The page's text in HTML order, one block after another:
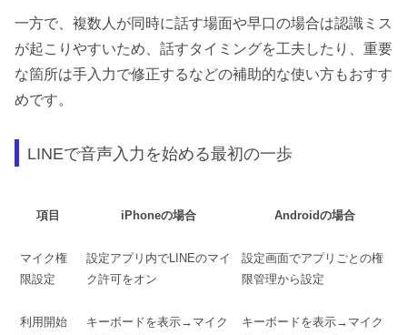
一方で、複数人が同時に話す場面や早口の場合は認識ミス
が起こりやすいため、話すタイミングを工夫したり、重要
な箇所は手入力で修正するなどの補助的な使い方もおすす
めです。
LINEで音声入力を始める最初の一歩
項目 iPhoneの場合 Androidの場合
マイク権
限設定
設定アプリ内でLINEのマイ
ク許可をオン
設定画面でアプリごとの権
限管理から設定
利用開始
キーボードを表示→マイク
キーボードを表示→マイク